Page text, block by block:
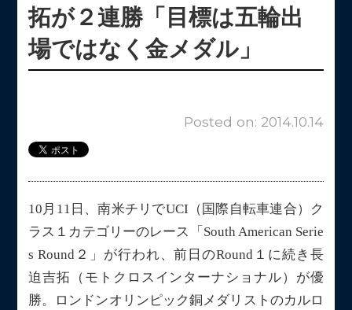
拓が２連勝「目標は五輪出
場ではなく金メダル」
Posted on: 2014.10.14
10月11日、南米チリでUCI（国際自転車連合）ク
ラス１カテゴリーのレース「South American Serie
s Round２」が行われ、前日のRound１に続き長
迫吉拓（モトクロスインターナショナル）が優
勝。ロンドンオリンピック銅メダリストのカルロ